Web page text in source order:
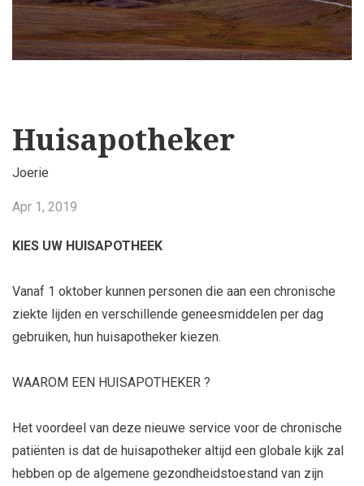
Huisapotheker
Joerie
Apr 1, 2019
KIES UW HUISAPOTHEEK
Vanaf 1 oktober kunnen personen die aan een chronische
ziekte lijden en verschillende geneesmiddelen per dag
gebruiken, hun huisapotheker kiezen.
WAAROM EEN HUISAPOTHEKER ?
Het voordeel van deze nieuwe service voor de chronische
patiënten is dat de huisapotheker altijd een globale kijk zal
hebben op de algemene gezondheidstoestand van zijn